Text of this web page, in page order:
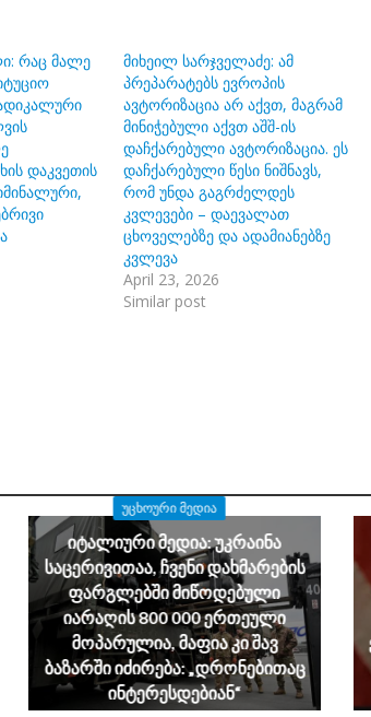
რაც მალე
დაკვეთის
მიხეილ სარჯველაძე: ამ
პრეპარატებს ევროპის
ავტორიზაცია არ აქვთ, მაგრამ
მინიჭებული აქვთ აშშ-ის
დაჩქარებული ავტორიზაცია. ეს
დაჩქარებული წესი ნიშნავს,
რომ უნდა გაგრძელდეს
კვლევები – დაევალათ
ცხოველებზე და ადამიანებზე
კვლევა
April 23, 2026
Similar post
ᲣᲪᲮᲝᲣᲠᲘ ᲛᲔᲓᲘᲐ
იტალიური მედია: უკრაინა
საცერივითაა, ჩვენი დახმარების
ფარგლებში მიწოდებული
იარაღის 800 000 ერთეული
მოპარულია, მაფია კი შავ
ბაზარში იძირება: „დრონებითაც
ინტერესდებიან“